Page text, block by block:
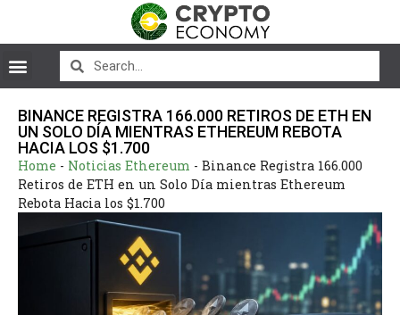
BINANCE REGISTRA 166.000 RETIROS DE ETH EN
UN SOLO DÍA MIENTRAS ETHEREUM REBOTA
HACIA LOS $1.700
Home - Noticias Ethereum - Binance Registra 166.000
Retiros de ETH en un Solo Día mientras Ethereum
Rebota Hacia los $1.700